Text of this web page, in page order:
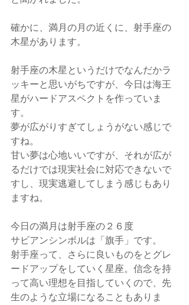
確かに、満月の月の近くに、射手座の
木星があります。
射手座の木星というだけでなんだかラ
ッキーと思いがちですが、今日は海王
星がハードアスペクトを作っていま
す。
夢が広がりすぎてしょうがない感じで
すね。
甘い夢は心地いいですが、それが広が
るだけでは現実社会に対応できないで
すし、現実逃避してしまう感じもあり
ますね。
今日の満月は射手座の２６度
サビアンシンボルは「旗手」です。
射手座って、さらに良いものをとグレ
ードアップをしていく星座。信念を持
って高い理想を目指していくので、先
生のような立場になることもありま